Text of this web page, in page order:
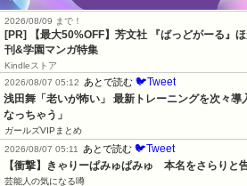
2026/08/09 まで！
[PR] 【最大50%OFF】芳文社 『ばっどがーる』
刊&学園マンガ特集
Kindleストア
2026/08/07 05:12 あとで読む 🐦Tweet
浅田舞「老いが怖い」 最新トレーニングを次々導
なっちゃう」
ガールズVIPまとめ
2026/08/07 05:11 あとで読む 🐦Tweet
【衝撃】きゃりーぱみゅぱみゅ　本名をさらりと
芸能人の気になる噂